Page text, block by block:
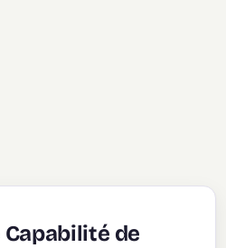
de